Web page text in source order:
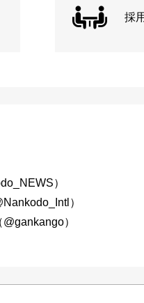
採
）
）
）